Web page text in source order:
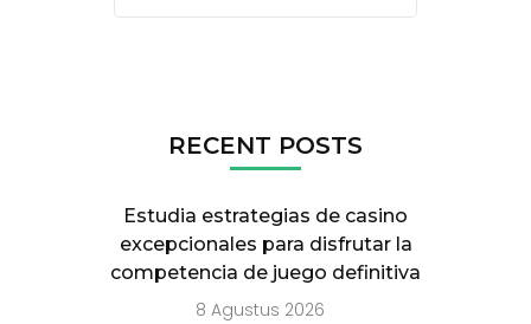
RECENT POSTS
Estudia estrategias de casino
excepcionales para disfrutar la
competencia de juego definitiva
8 Agustus 2026